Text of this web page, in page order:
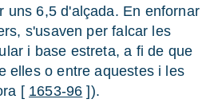
uns 6,5 d'alçada. En enfornar
s'usaven per falcar les
i base estreta, a fi de que
elles o entre aquestes i les
[ 1653-96 ]).